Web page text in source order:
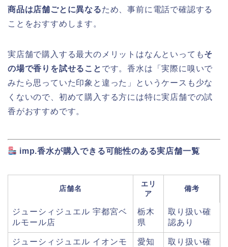
商品は店舗ごとに異なるため、事前に電話で確認する
ことをおすすめします。
実店舗で購入する最大のメリットはなんといってもそ
の場で香りを試せること です。香水は「実際に嗅いで
みたら思っていた印象と違った」というケースも少な
くないので、初めて購入する方には特に実店舗での試
香がおすすめです。
imp.香水が購入できる可能性のある実店舗一覧
店舗名
エリ
ア
備考
ジューシィジュエル 宇都宮ベ
ルモール店
栃木
県
取り扱い確
認あり
ジューシィジュエル イオンモ
愛知
取り扱い確